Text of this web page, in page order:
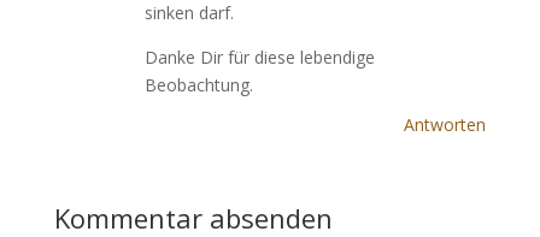
sinken darf.
Danke Dir für diese lebendige
Beobachtung.
Antworten
Kommentar absenden